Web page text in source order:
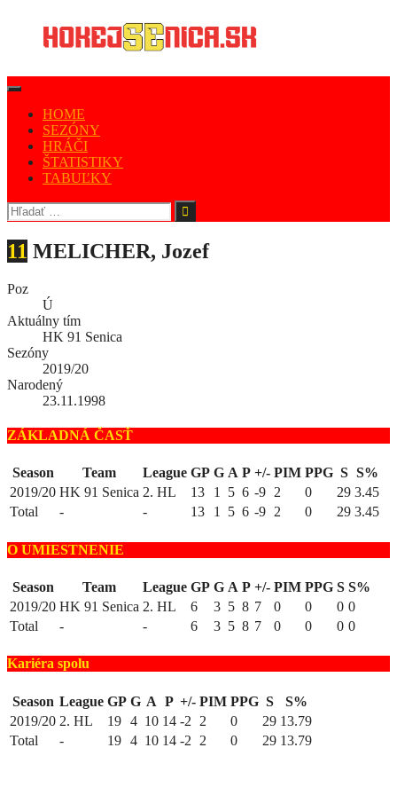
HOME
SEZÓNY
HRÁČI
ŠTATISTIKY
TABUĽKY
11 MELICHER, Jozef
Poz
Ú
Aktuálny tím
HK 91 Senica
Sezóny
2019/20
Narodený
23.11.1998
ZÁKLADNÁ ČASŤ
Season Team League GP G A P +/- PIM PPG S S%
2019/20 HK 91 Senica 2. HL 13 1 5 6 -9 2 0 29 3.45
Total
- - 13 1 5 6 -9 2 0 29 3.45
O UMIESTNENIE
Season Team League GP G A P +/- PIM PPG S S%
2019/20 HK 91 Senica 2. HL 6 3 5 8 7 0 0 0 0
Total
- - 6 3 5 8 7 0 0 0 0
Kariéra spolu
Season League GP G A P +/- PIM PPG S
S%
2019/20 2. HL 19 4 10 14 -2 2 0 29 13.79
Total
- 19 4 10 14 -2 2 0 29 13.79